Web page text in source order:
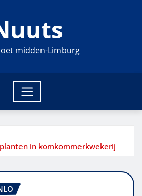
midden-Limburg
in komkommerkwekerij